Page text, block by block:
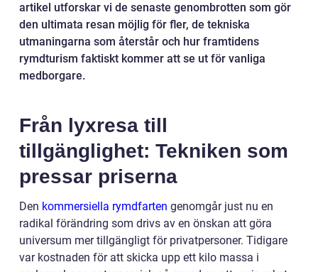
artikel utforskar vi de senaste genombrotten som gör
den ultimata resan möjlig för fler, de tekniska
utmaningarna som återstår och hur framtidens
rymdturism faktiskt kommer att se ut för vanliga
medborgare.
Från lyxresa till
tillgänglighet: Tekniken som
pressar priserna
Den kommersiella rymdfarten genomgår just nu en
radikal förändring som drivs av en önskan att göra
universum mer tillgängligt för privatpersoner. Tidigare
var kostnaden för att skicka upp ett kilo massa i